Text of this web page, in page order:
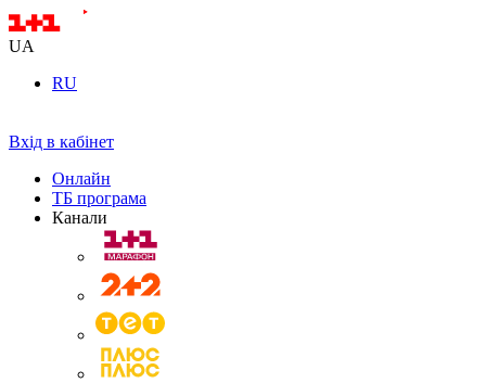
UA
RU
Вхід в кабінет
Онлайн
ТБ програма
Канали